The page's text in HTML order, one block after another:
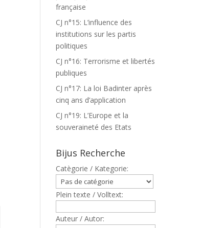
française
CJ n°15: L’influence des
institutions sur les partis
politiques
CJ n°16: Terrorisme et libertés
publiques
CJ n°17: La loi Badinter après
cinq ans d’application
CJ n°19: L’Europe et la
souveraineté des Etats
Bijus Recherche
Catègorie / Kategorie:
Plein texte / Volltext:
Auteur / Autor: